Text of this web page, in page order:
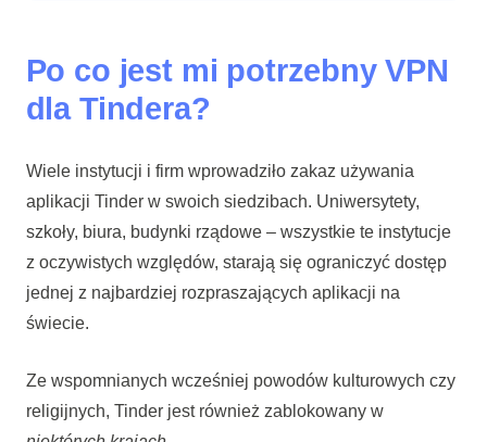
Po co jest mi potrzebny VPN
dla Tindera?
Wiele instytucji i firm wprowadziło zakaz używania
aplikacji Tinder w swoich siedzibach. Uniwersytety,
szkoły, biura, budynki rządowe – wszystkie te instytucje
z oczywistych względów, starają się ograniczyć dostęp
jednej z najbardziej rozpraszających aplikacji na
świecie.
Ze wspomnianych wcześniej powodów kulturowych czy
religijnych, Tinder jest również zablokowany w